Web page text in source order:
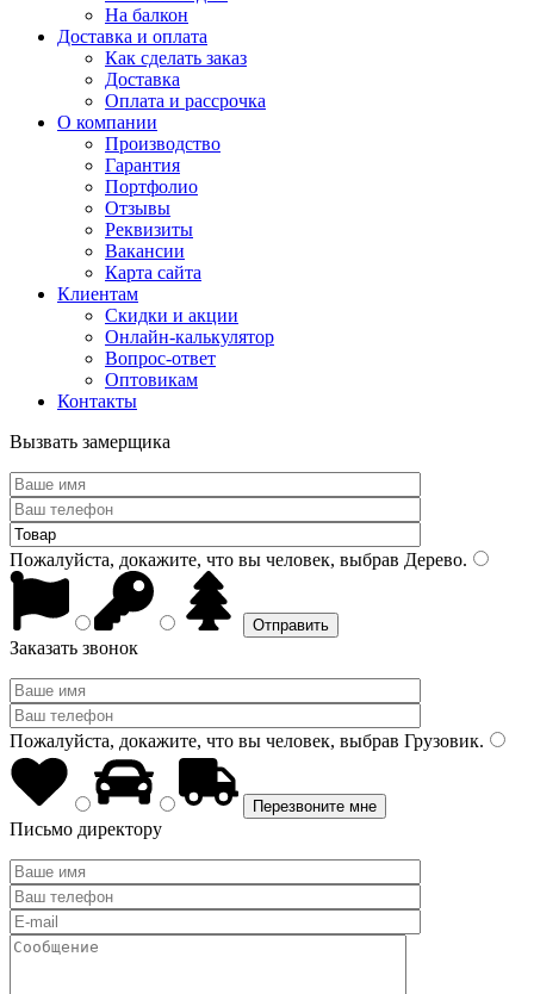
На балкон
Доставка и оплата
Как сделать заказ
Доставка
Оплата и рассрочка
О компании
Производство
Гарантия
Портфолио
Отзывы
Реквизиты
Вакансии
Карта сайта
Клиентам
Скидки и акции
Онлайн-калькулятор
Вопрос-ответ
Оптовикам
Контакты
Вызвать замерщика
Пожалуйста, докажите, что вы человек, выбрав Дерево.
Заказать звонок
Пожалуйста, докажите, что вы человек, выбрав Грузовик.
Письмо директору